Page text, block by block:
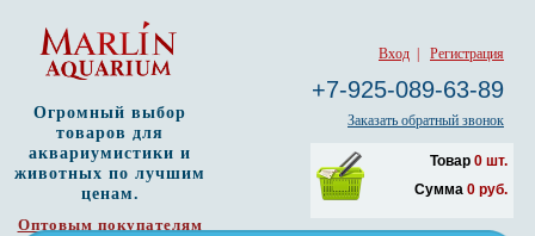
Вход Регистрация
+7-925-089-63-89
Заказать обратный звонок
Товар 0 шт.
Сумма 0 руб.
Огромный выбор
товаров для
аквариумистики и
животных по лучшим
ценам.
Оптовым покупателям